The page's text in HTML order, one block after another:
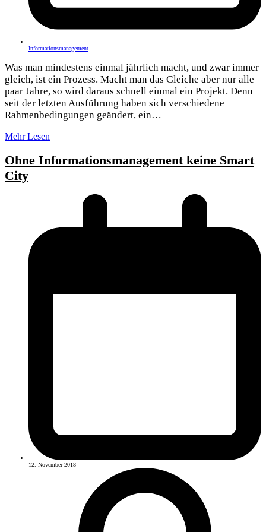
Informationsmanagement
Was man mindestens einmal jährlich macht, und zwar immer
gleich, ist ein Prozess. Macht man das Gleiche aber nur alle
paar Jahre, so wird daraus schnell einmal ein Projekt. Denn
seit der letzten Ausführung haben sich verschiedene
Rahmenbedingungen geändert, ein…
Mehr Lesen
Ohne Informationsmanagement keine Smart
City
12. November 2018